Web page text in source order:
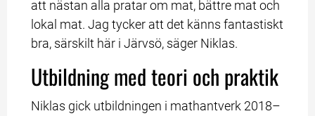
att nästan alla pratar om mat, bättre mat och
lokal mat. Jag tycker att det känns fantastiskt
bra, särskilt här i Järvsö, säger Niklas.
Utbildning med teori och praktik
Niklas gick utbildningen i mathantverk 2018–